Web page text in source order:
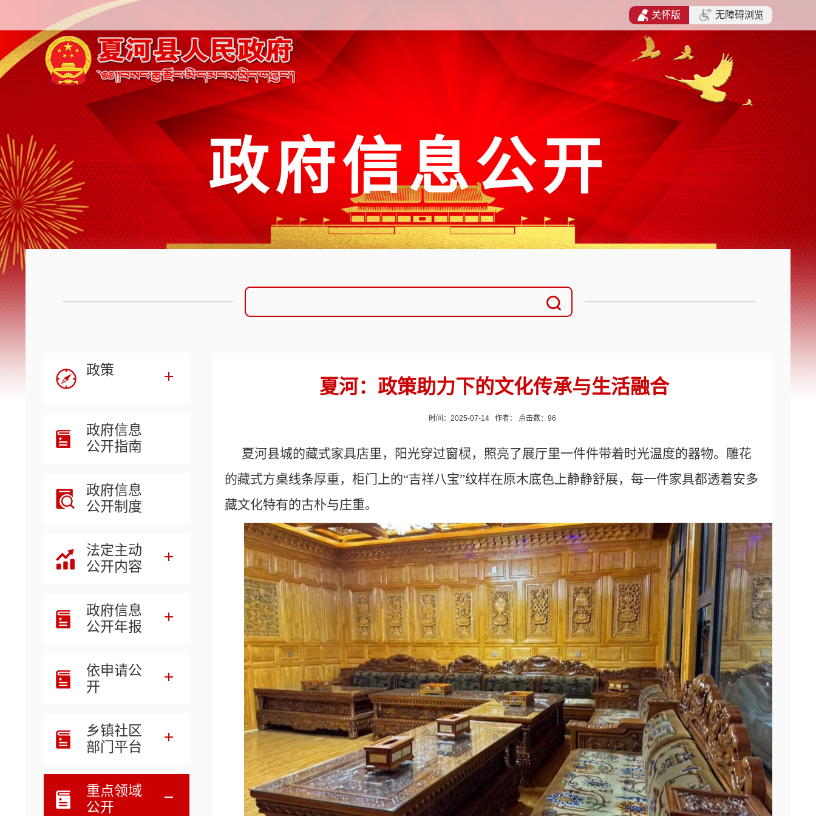
政府信息公开
政策
政府信息
公开指南
政府信息
公开制度
法定主动
公开内容
政府信息
公开年报
依申请公
开
乡镇社区
部门平台
重点领域
公开
夏河：政策助力下的文化传承与生活融合
时间：2025-07-14 作者： 点击数： 96
夏河县城的藏式家具店里，阳光穿过窗棂，照亮了展厅里一件件带着时光温度的器物。雕花
的藏式方桌线条厚重，柜门上的“吉祥八宝”纹样在原木底色上静静舒展，每一件家具都透着安多
藏文化特有的古朴与庄重。
关怀版 无障碍浏览